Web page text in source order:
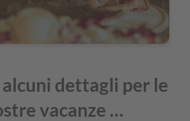
dettagli per le
vacanze …